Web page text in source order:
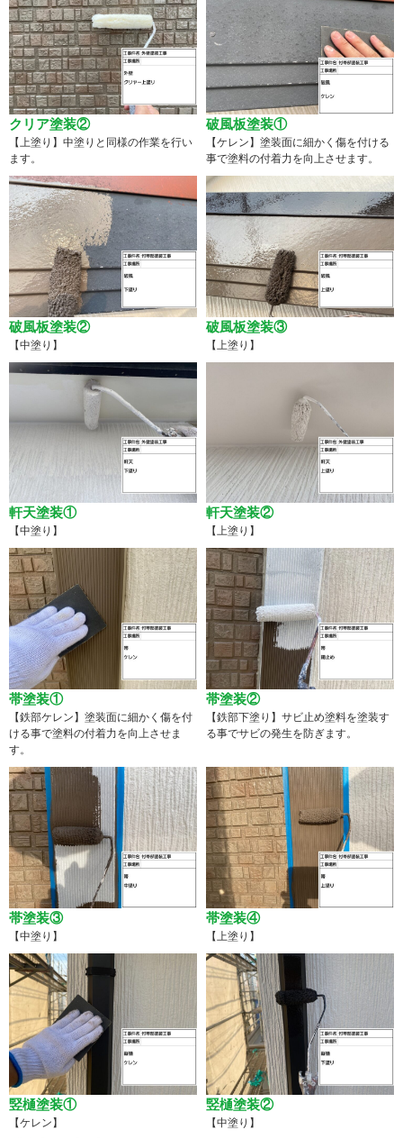
クリア塗装②
【上塗り】中塗りと同様の作業を行い
ます。
破風板塗装①
【ケレン】塗装面に細かく傷を付ける
事で塗料の付着力を向上させます。
破風板塗装②
【中塗り】
破風板塗装③
【上塗り】
軒天塗装①
【中塗り】
軒天塗装②
【上塗り】
帯塗装①
【鉄部ケレン】塗装面に細かく傷を付
ける事で塗料の付着力を向上させま
す。
帯塗装②
【鉄部下塗り】サビ止め塗料を塗装す
る事でサビの発生を防ぎます。
帯塗装③
【中塗り】
帯塗装④
【上塗り】
竪樋塗装①
【ケレン】
竪樋塗装②
【中塗り】